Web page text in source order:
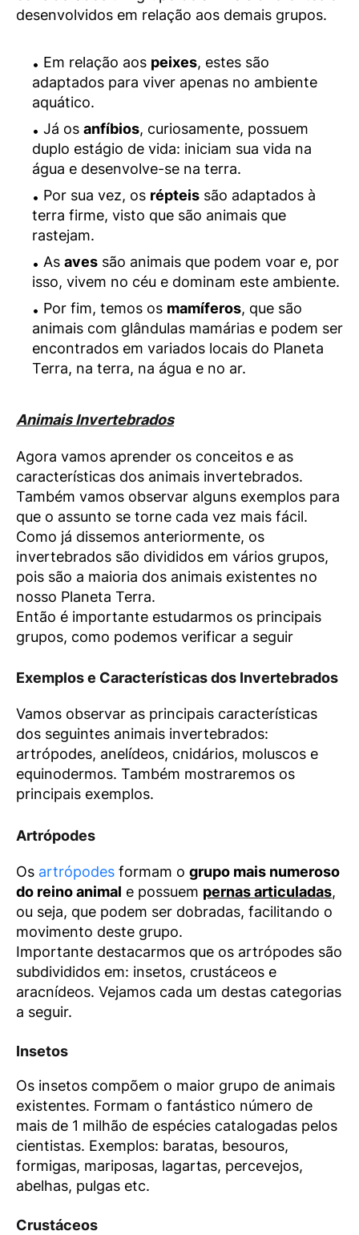
desenvolvidos em relação aos demais grupos.
Em relação aos peixes, estes são
adaptados para viver apenas no ambiente
aquático.
Já os anfíbios, curiosamente, possuem
duplo estágio de vida: iniciam sua vida na
água e desenvolve-se na terra.
Por sua vez, os répteis são adaptados à
terra firme, visto que são animais que
rastejam.
As aves são animais que podem voar e, por
isso, vivem no céu e dominam este ambiente.
Por fim, temos os mamíferos, que são
animais com glândulas mamárias e podem ser
encontrados em variados locais do Planeta
Terra, na terra, na água e no ar.
Animais Invertebrados
Agora vamos aprender os conceitos e as
características dos animais invertebrados.
Também vamos observar alguns exemplos para
que o assunto se torne cada vez mais fácil.
Como já dissemos anteriormente, os
invertebrados são divididos em vários grupos,
pois são a maioria dos animais existentes no
nosso Planeta Terra.
Então é importante estudarmos os principais
grupos, como podemos verificar a seguir
Exemplos e Características dos Invertebrados
Vamos observar as principais características
dos seguintes animais invertebrados:
artrópodes, anelídeos, cnidários, moluscos e
equinodermos. Também mostraremos os
principais exemplos.
Artrópodes
Os artrópodes formam o grupo mais numeroso
do reino animal e possuem pernas articuladas,
ou seja, que podem ser dobradas, facilitando o
movimento deste grupo.
Importante destacarmos que os artrópodes são
subdivididos em: insetos, crustáceos e
aracnídeos. Vejamos cada um destas categorias
a seguir.
Insetos
Os insetos compõem o maior grupo de animais
existentes. Formam o fantástico número de
mais de 1 milhão de espécies catalogadas pelos
cientistas. Exemplos: baratas, besouros,
formigas, mariposas, lagartas, percevejos,
abelhas, pulgas etc.
Crustáceos